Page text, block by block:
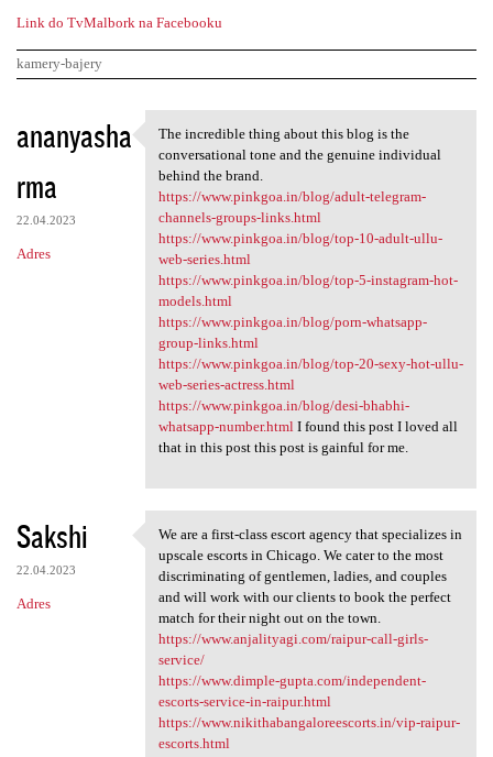
Link do TvMalbork na Facebooku
kamery-bajery
K
o
m
e
n
ananyasha
rma
22.04.2023
Adres
The incredible thing about
The incredible thing about this blog is the
conversational tone and the genuine individual
behind the brand.
https://www.pinkgoa.in/blog/adult-telegram-
channels-groups-links.html
https://www.pinkgoa.in/blog/top-10-adult-ullu-
web-series.html
https://www.pinkgoa.in/blog/top-5-instagram-hot-
models.html
https://www.pinkgoa.in/blog/porn-whatsapp-
group-links.html
https://www.pinkgoa.in/blog/top-20-sexy-hot-ullu-
web-series-actress.html
https://www.pinkgoa.in/blog/desi-bhabhi-
whatsapp-number.htmlI found this post I loved all
that in this post this post is gainful for me.
Sakshi
22.04.2023
Adres
We are a first-class escort
We are a first-class escort agency that specializes in
upscale escorts in Chicago. We cater to the most
discriminating of gentlemen, ladies, and couples
and will work with our clients to book the perfect
match for their night out on the town.
https://www.anjalityagi.com/raipur-call-girls-
service/
https://www.dimple-gupta.com/independent-
escorts-service-in-raipur.html
https://www.nikithabangaloreescorts.in/vip-raipur-
escorts.html